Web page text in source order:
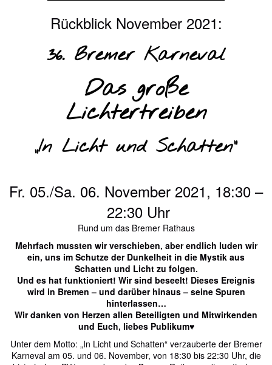
Rückblick November 2021:
36. Bremer Karneval
Das große
Lichtertreiben
„In Licht und Schatten“
Fr. 05./Sa. 06. November 2021, 18:30 –
22:30 Uhr
Rund um das Bremer Rathaus
Mehrfach mussten wir verschieben, aber endlich luden wir
ein, uns im Schutze der Dunkelheit in die Mystik aus
Schatten und Licht zu folgen.
Und es hat funktioniert! Wir sind beseelt! Dieses Ereignis
wird in Bremen – und darüber hinaus – seine Spuren
hinterlassen…
Wir danken von Herzen allen Beteiligten und Mitwirkenden
und Euch, liebes Publikum♥️
Unter dem Motto: „In Licht und Schatten“ verzauberte der Bremer
Karneval am 05. und 06. November, von 18:30 bis 22:30 Uhr, die